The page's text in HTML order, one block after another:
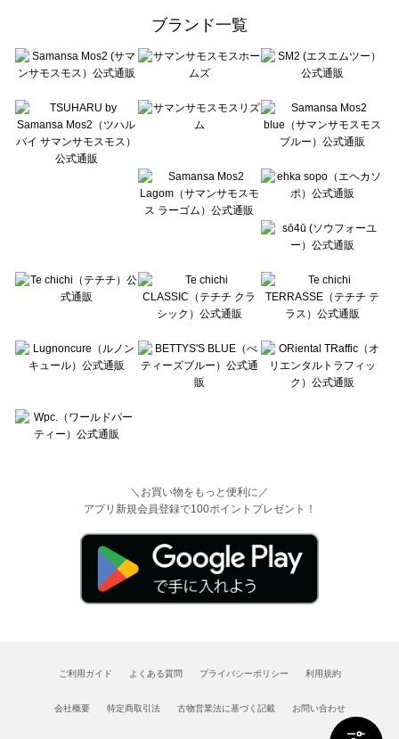
sō4ū（ソウフォーユー）のバッグ一覧
Te chichi（テチチ）のバッグ一覧
Te chichi CLASSIC（テチチ クラシック）のバッグ一覧
Lugnoncure（ルノンキュール）のバッグ一覧
BETTY'S BLUE（べティーズブルー）のバッグ一覧
Wpc.（ワールドパーティー）のバッグ一覧
ブランド一覧
＼お買い物をもっと便利に／
アプリ新規会員登録で100ポイントプレゼント！
ご利用ガイド よくある質問 プライバシーポリシー 利用規約
会社概要 特定商取引法 古物営業法に基づく記載 お問い合わせ